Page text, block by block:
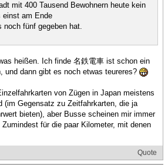
mit 400 Tausend Bewohnern heute kein
einst am Ende
noch fünf gegeben hat.
heißen. Ich finde 名鉄電車 ist schon ein
und dann gibt es noch etwas teureres?
von Zügen in Japan meistens
(im Gegensatz zu Zeitfahrkarten, die ja
bieten), aber Busse scheinen mir immer
für die paar Kilometer, mit denen
Quote